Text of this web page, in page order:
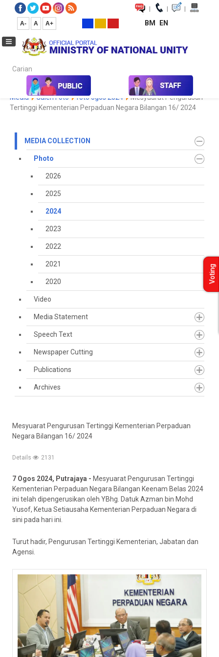
| | |
A- A A+ BM EN
Carian...
Media Media Collection Photo 2024
Koleksi
Media
Galeri Foto foto ogos 2024
Mesyuarat Pengurusan
Tertinggi Kementerian Perpaduan Negara Bilangan 16/ 2024
MEDIA COLLECTION
Photo
2026
2025
2024
2023
2022
2021
2020
Video
Media Statement
Speech Text
Newspaper Cutting
Publications
Archives
Mesyuarat Pengurusan Tertinggi Kementerian Perpaduan
Negara Bilangan 16/ 2024
Details 2131
7 Ogos 2024, Putrajaya - Mesyuarat Pengurusan Tertinggi
Kementerian Perpaduan Negara Bilangan Keenam Belas 2024
ini telah dipengerusikan oleh YBhg. Datuk Azman bin Mohd
Yusof, Ketua Setiausaha Kementerian Perpaduan Negara di
sini pada hari ini.
Turut hadir, Pengurusan Tertinggi Kementerian, Jabatan dan
Agensi.
Voting